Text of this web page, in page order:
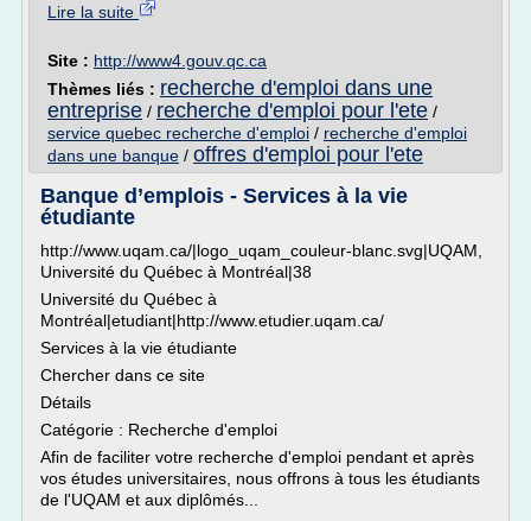
Lire la suite
Site : http://www4.gouv.qc.ca
Thèmes liés : recherche d'emploi dans une
entreprise / recherche d'emploi pour l'ete /
service quebec recherche d'emploi / recherche d'emploi
dans une banque / offres d'emploi pour l'ete
Banque d’emplois - Services à la vie
étudiante
http://www.uqam.ca/|logo_uqam_couleur-blanc.svg|UQAM,
Université du Québec à Montréal|38
Université du Québec à
Montréal|etudiant|http://www.etudier.uqam.ca/
Services à la vie étudiante
Chercher dans ce site
Détails
Catégorie : Recherche d'emploi
Afin de faciliter votre recherche d'emploi pendant et après
vos études universitaires, nous offrons à tous les étudiants
de l'UQAM et aux diplômés...